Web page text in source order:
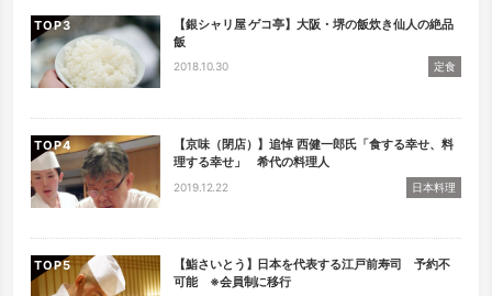
TOP
【銀シャリ屋 ゲコ亭】大阪・堺の飯炊き仙人の絶品
飯
2018.10.30 定食
TOP
【京味（閉店）】追悼 西健一郎氏「食する幸せ、料
理する幸せ」 希代の料理人
2019.12.22 日本料理
TOP
【鮨さいとう】日本を代表する江戸前寿司 予約不
可能 ※会員制に移行